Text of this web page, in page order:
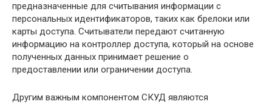
предназначенные для считывания информации с
персональных идентификаторов, таких как брелоки или
карты доступа. Считыватели передают считанную
информацию на контроллер доступа, который на основе
полученных данных принимает решение о
предоставлении или ограничении доступа.
Другим важным компонентом СКУД являются